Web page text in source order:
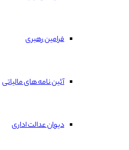
فرامین رهبری
آئین نامه های مالیاتی
دیوان عدالت اداری